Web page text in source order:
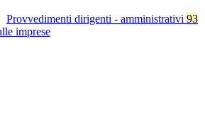
Provvedimenti dirigenti - amministrativi 93
imprese